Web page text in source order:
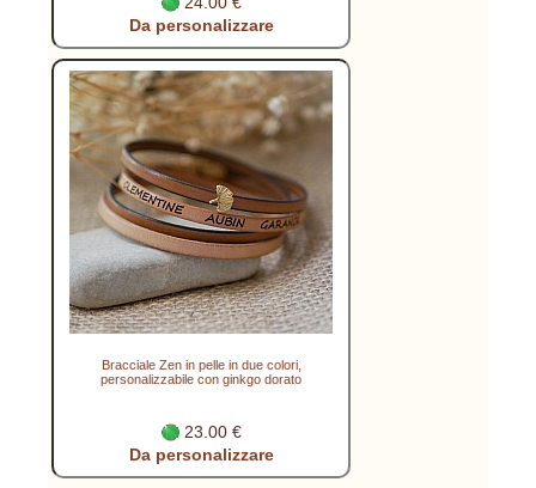
Da personalizzare
Bracciale Zen in pelle in due colori,
personalizzabile con ginkgo dorato
23.00 €
Da personalizzare